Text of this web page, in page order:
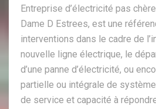
Entreprise d’électricité pas
Dame D Estrees, est une
interventions dans le cadre de
nouvelle ligne électrique, le
d’une panne d’électricité, ou
partielle ou intégrale de
de service et capacité à